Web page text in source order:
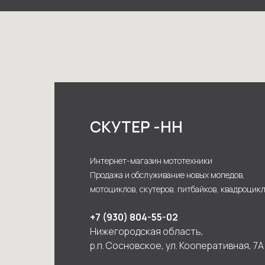
СКУТЕР -НН
Интернет-магазин мототехники
Продажа и обслуживание новых мопедов,
мотоциклов, скутеров, питбайков,
+7 (930) 804-55-02
Нижегородская область,
р.п. Сосновское, ул. Кооперативная, 7А